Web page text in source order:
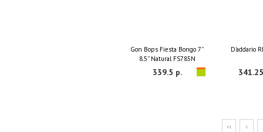
Gon Bops Fiesta Bongo 7''
8.5'' Natural FS785N
339.5 р.
D'addario
<< <